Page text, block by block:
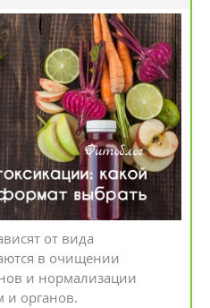
от вида
в очищении
и нормализации
и органов.